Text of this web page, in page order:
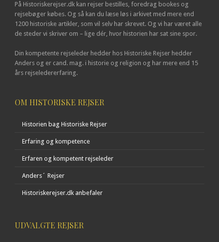
På Historiskerejser.dk kan rejser bestilles, foredrag bookes og
rejsebøger købes. Og så kan du læse løs i arkivet med mere end
1200 historiske artikler, som vil selv har skrevet. Og vi har været alle
de steder vi skriver om – lige dér, hvor historien har sat sine spor.
Din kompetente rejseleder hedder hos Historiske Rejser hedder
Anders og er cand. mag. i historie og religion og har mere end 15
års rejseledererfaring.
OM HISTORISKE REJSER
Historien bag Historiske Rejser
Erfaring og kompetence
Erfaren og kompetent rejseleder
Anders´ Rejser
Historiskerejser.dk anbefaler
UDVALGTE REJSER